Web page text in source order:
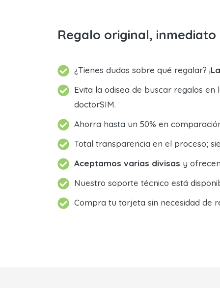
Regalo original,
¿Tienes dudas sobre qué regalar? ¡
Evita la odisea de buscar regalos
doctorSIM.
Ahorra hasta un 50% en
Total transparencia en el proceso;
Aceptamos varias divisas y
Nuestro soporte técnico está
Compra tu tarjeta sin necesidad de